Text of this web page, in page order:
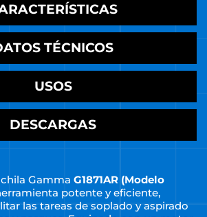
TÉCNICOS
USOS
DESCARGAS
Gamma G1871AR (Modelo
potente y eficiente,
las tareas de soplado y aspirado